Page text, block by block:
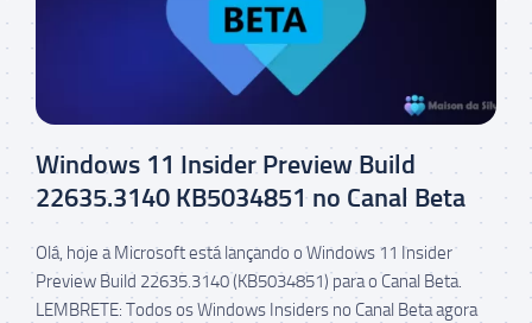
Windows 11 Insider Preview Build
22635.3140 KB5034851 no Canal Beta
Olá, hoje a Microsoft está lançando o Windows 11 Insider
Preview Build 22635.3140 (KB5034851) para o Canal Beta.
LEMBRETE: Todos os Windows Insiders no Canal Beta agora